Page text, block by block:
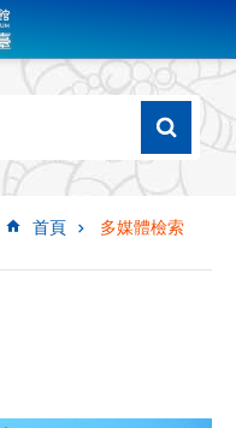
首頁 多媒體檢索